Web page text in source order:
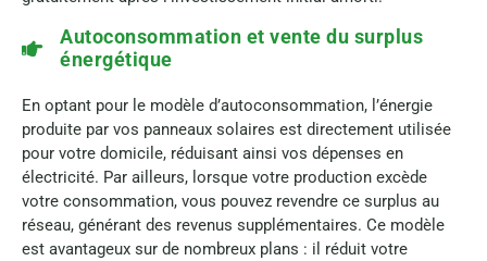
Autoconsommation et vente du surplus
énergétique
En optant pour le modèle d’autoconsommation, l’énergie
produite par vos panneaux solaires est directement utilisée
pour votre domicile, réduisant ainsi vos dépenses en
électricité. Par ailleurs, lorsque votre production excède
votre consommation, vous pouvez revendre ce surplus au
réseau, générant des revenus supplémentaires. Ce modèle
est avantageux sur de nombreux plans : il réduit votre